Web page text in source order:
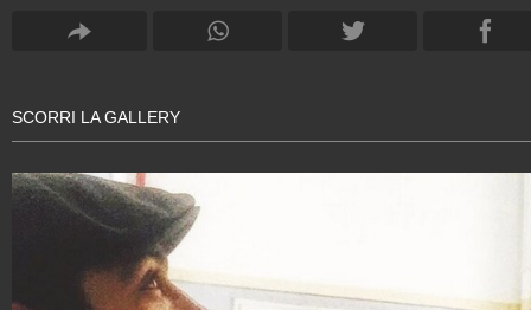
SCORRI LA GALLERY